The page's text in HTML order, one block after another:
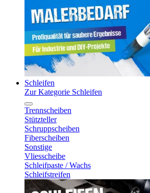
Schleifen
Zur Kategorie Schleifen
Trennscheiben
Stützteller
Schruppscheiben
Fiberscheiben
Sonstige
Vliesscheibe
Schleifpaste / Wachs
Schleifstreifen